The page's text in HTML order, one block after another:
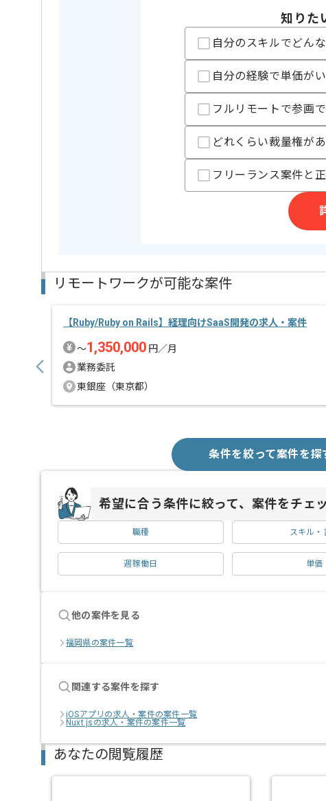
支払いサイト
15日
アパレル、縫製業界におけるオウンドサービス開発案件で
Rubyを用いて開発をご担当いただきます。
これまでの経験を生かしていきたい方におすすめの案件です
知りた
自分のスキルでどん
自分の経験で単価が
フルリモートで参画
どれくらい裁量権が
フリーランス案件と
リモートワークが可能な案件
【Ruby/Ruby on Rails】経理向けSaaS開発の求人・案件
〜1,350,000 円／月
業務委託
東銀座（東京都）
条件を絞って案件を探
希望に合う条件に絞って、案件をチェ
職種 スキル・
週稼働日 単価
他の案件を見る
福岡県の案件一覧
関連する案件を探す
iOSアプリの求人・案件の案件一覧
Nuxt.jsの求人・案件の案件一覧
あなたの閲覧履歴